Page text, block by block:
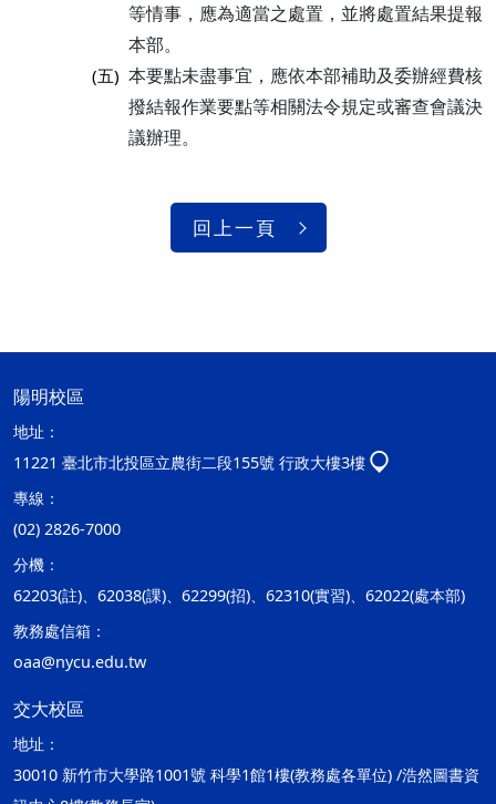
等情事，應為適當之處置，並將處置結果提報
本部。
(五) 本要點未盡事宜，應依本部補助及委辦經費核
撥結報作業要點等相關法令規定或審查會議決
議辦理。
回上一頁
陽明校區
地址：
11221 臺北市北投區立農街二段155號 行政大樓3樓
專線：
(02) 2826-7000
分機：
62203(註)、62038(課)、62299(招)、62310(實習)、62022(處本部)
教務處信箱：
oaa@nycu.edu.tw
交大校區
地址：
30010 新竹市大學路1001號 科學1館1樓(教務處各單位) /浩然圖書資